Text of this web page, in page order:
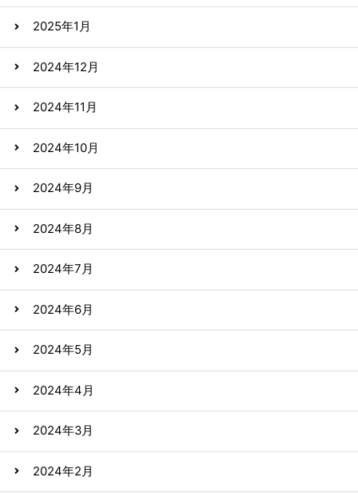
2025年1月
2024年12月
2024年11月
2024年10月
2024年9月
2024年8月
2024年7月
2024年6月
2024年5月
2024年4月
2024年3月
2024年2月